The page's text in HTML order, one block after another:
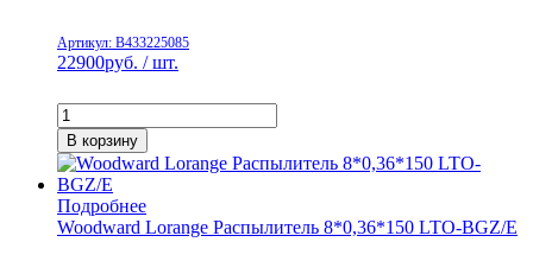
Артикул: B433225085
22900руб. / шт.
В корзину
Подробнее
Woodward Lorange Распылитель 8*0,36*150 LTO-BGZ/E